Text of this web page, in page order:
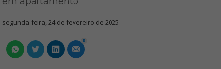
segunda-feira, 24 de fevereiro de 2025
0